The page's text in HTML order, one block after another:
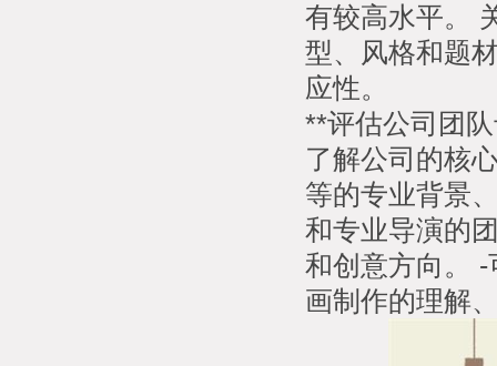
有较高水平。
型、风格和题
应性。
**评估公司团
了解公司的核
等的专业背景
和专业导演的
和创意方向。
画制作的理解